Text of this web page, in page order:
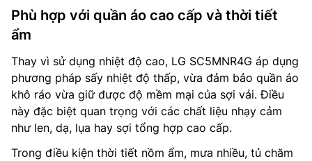
Phù hợp với quần áo cao cấp và thời tiết
ẩm
Thay vì sử dụng nhiệt độ cao, LG SC5MNR4G áp dụng
phương pháp sấy nhiệt độ thấp, vừa đảm bảo quần áo
khô ráo vừa giữ được độ mềm mại của sợi vải. Điều
này đặc biệt quan trọng với các chất liệu nhạy cảm
như len, dạ, lụa hay sợi tổng hợp cao cấp.
Trong điều kiện thời tiết nồm ẩm, mưa nhiều, tủ chăm